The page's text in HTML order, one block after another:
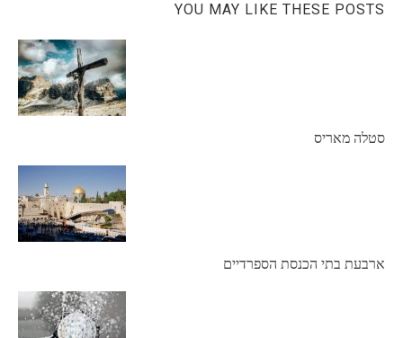
YOU MAY LIKE THESE POSTS
סטלה מאריס
ארבעת בתי הכנסת הספרדיים